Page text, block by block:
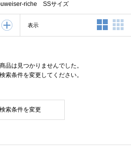
riche SSサイズ
表示 2列表示
品は見つかりませんでした。
索条件を変更してください。
検索条件を変更